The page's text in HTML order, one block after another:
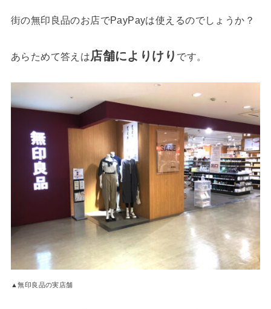
街の無印良品のお店でPayPayは使えるのでしょうか？
あらためて答えは店舗によりけり です。
▲無印良品の実店舗